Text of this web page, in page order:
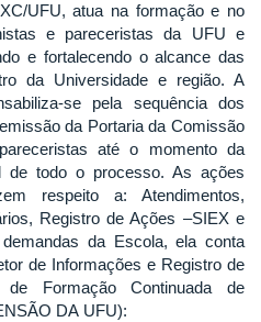
UFU, atua na formação e no
e pareceristas da UFU e
e fortalecendo o alcance das
da Universidade e região. A
se pela sequência dos
da Portaria da Comissão
até o momento da
de todo o processo. As ações
respeito a: Atendimentos,
Registro de Ações –SIEX e
da Escola, ela conta
de Informações e Registro de
Formação Continuada de
DA UFU):